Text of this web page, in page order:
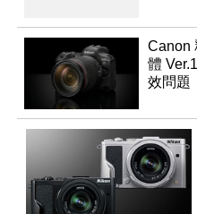
Canon
體
效問題